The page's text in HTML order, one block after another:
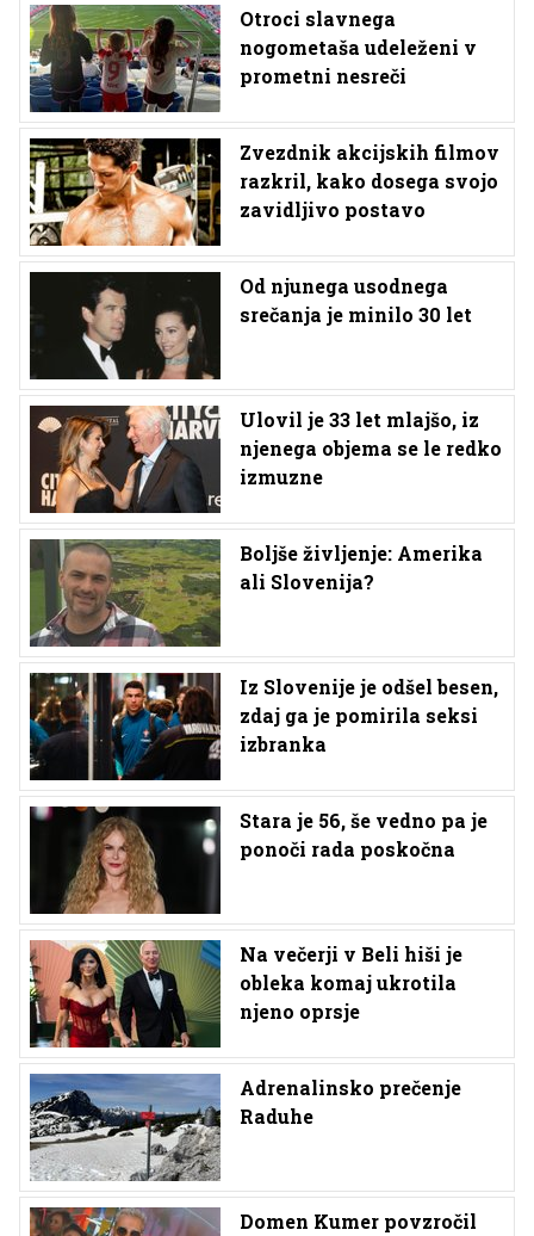
Otroci slavnega
nogometaša udeleženi v
prometni nesreči
Zvezdnik akcijskih filmov
razkril, kako dosega svojo
zavidljivo postavo
Od njunega usodnega
srečanja je minilo 30 let
Ulovil je 33 let mlajšo, iz
njenega objema se le redko
izmuzne
Boljše življenje: Amerika
ali Slovenija?
Iz Slovenije je odšel besen,
zdaj ga je pomirila seksi
izbranka
Stara je 56, še vedno pa je
ponoči rada poskočna
Na večerji v Beli hiši je
obleka komaj ukrotila
njeno oprsje
Adrenalinsko prečenje
Raduhe
Domen Kumer povzročil